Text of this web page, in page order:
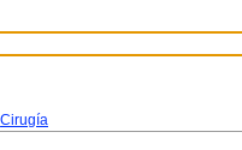
Cirugía